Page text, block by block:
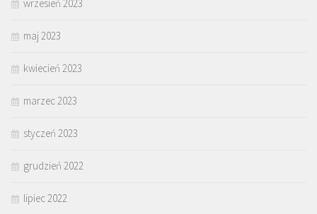
wrzesień 2023
maj 2023
kwiecień 2023
marzec 2023
styczeń 2023
grudzień 2022
lipiec 2022